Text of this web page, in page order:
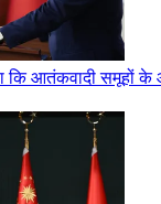
कि आतंकवादी समूहों